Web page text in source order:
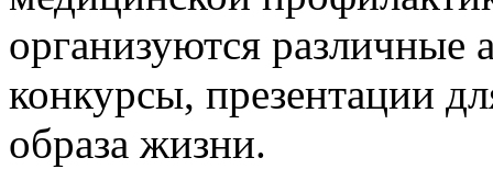
организуются различные
конкурсы, презентации
образа жизни.